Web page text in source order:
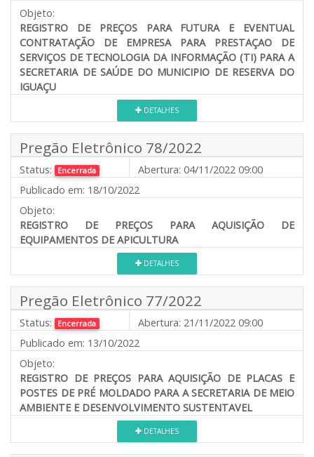
Objeto:
REGISTRO DE PREÇOS PARA FUTURA E EVENTUAL
CONTRATAÇÃO DE EMPRESA PARA PRESTAÇAO DE
SERVIÇOS DE TECNOLOGIA DA INFORMAÇÃO (TI) PARA A
SECRETARIA DE SAÚDE DO MUNICIPIO DE RESERVA DO
IGUAÇU
DETALHES
Pregão Eletrônico 78/2022
Status: Encerrada Abertura: 04/11/2022 09:00
Publicado em: 18/10/2022
Objeto:
REGISTRO DE PREÇOS PARA AQUISIÇÃO DE
EQUIPAMENTOS DE APICULTURA
DETALHES
Pregão Eletrônico 77/2022
Status: Encerrada Abertura: 21/11/2022 09:00
Publicado em: 13/10/2022
Objeto:
REGISTRO DE PREÇOS PARA AQUISIÇÃO DE PLACAS E
POSTES DE PRÉ MOLDADO PARA A SECRETARIA DE MEIO
AMBIENTE E DESENVOLVIMENTO SUSTENTAVEL
DETALHES